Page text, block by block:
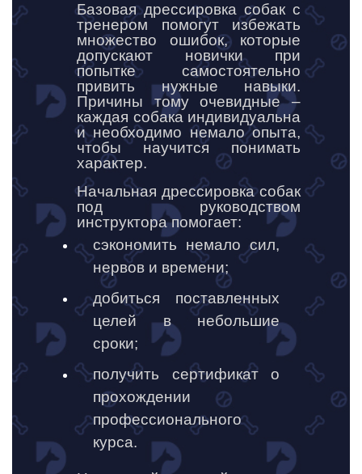
Базовая дрессировка собак с
тренером помогут избежать
множество ошибок, которые
допускают новички при
попытке самостоятельно
привить нужные навыки.
Причины тому очевидные –
каждая собака индивидуальна
и необходимо немало опыта,
чтобы научится понимать
характер.
Начальная дрессировка собак
под руководством
инструктора помогает:
сэкономить немало сил,
нервов и времени;
добиться поставленных
целей в небольшие
сроки;
получить сертификат о
прохождении
профессионального
курса.